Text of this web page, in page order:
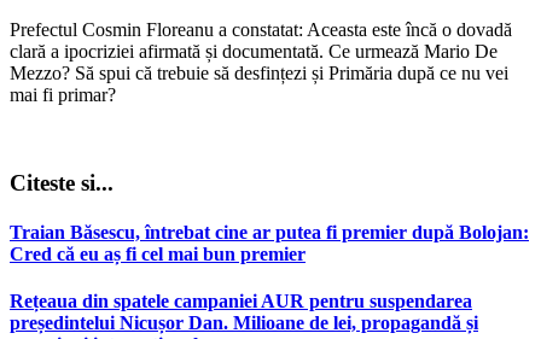
Prefectul Cosmin Floreanu a constatat: Aceasta este încă o dovadă
clară a ipocriziei afirmată și documentată. Ce urmează Mario De
Mezzo? Să spui că trebuie să desfințezi și Primăria după ce nu vei
mai fi primar?
Citeste si...
Traian Băsescu, întrebat cine ar putea fi premier după Bolojan:
Cred că eu aș fi cel mai bun premier
Rețeaua din spatele campaniei AUR pentru suspendarea
președintelui Nicușor Dan. Milioane de lei, propagandă și